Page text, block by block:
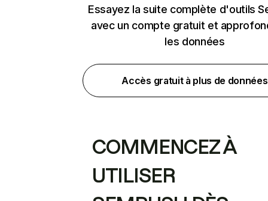
Essayez la suite complète d'outils
avec un compte gratuit et
les données
Accès gratuit à plus de données
COMMENCEZ À
UTILISER